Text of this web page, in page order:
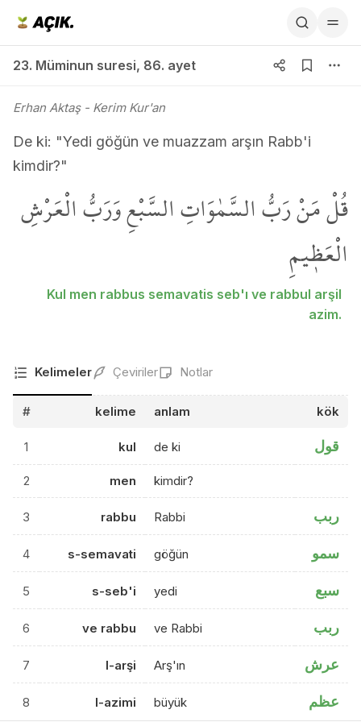
23. Müminun suresi, 86. ayet
Erhan Aktaş- Kerim Kur'an
De ki: "Yedi göğün ve muazzam arşın Rabb'i
kimdir?"
قُلْ مَنْ رَبُّ السَّمٰوَاتِ السَّبْعِ وَرَبُّ الْعَرْشِ
الْعَظ۪يمِ
Kul men rabbus semavatis seb'ı ve rabbul arşil
azim.
Kelimeler Çeviriler Notlar
# kelime anlam kök
1 kul de ki قول
2 men kimdir?
3 rabbu Rabbi ربب
4 s-semavati göğün سمو
5 s-seb'i yedi سبع
6 ve rabbu ve Rabbi ربب
7 l-arşi Arş'ın عرش
8 l-azimi büyük عظم